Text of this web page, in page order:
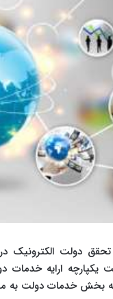
دولت الکترونیک
یکپارچه ارایه
بخش خدمات دولت به